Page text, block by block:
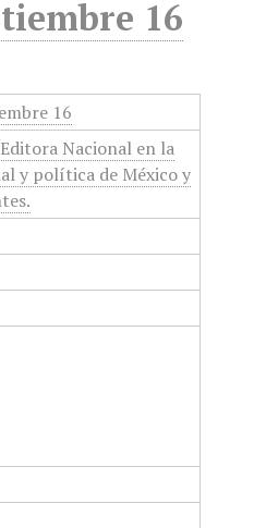
16
16
Nacional en la
y política de México y